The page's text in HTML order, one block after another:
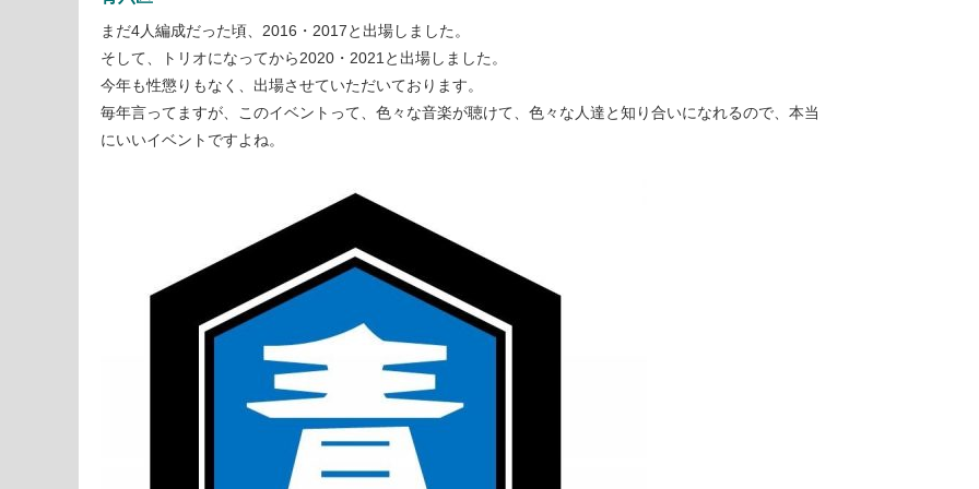
まだ4人編成だった頃、2016・2017と出場しました。
そして、トリオになってから2020・2021と出場しました。
今年も性懲りもなく、出場させていただいております。
毎年言ってますが、このイベントって、色々な音楽が聴けて、色々な人達と知り合いになれるので、本当
にいいイベントですよね。